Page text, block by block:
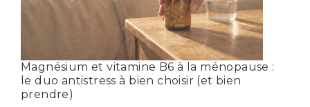
Magnésium et vitamine B6 à la ménopause :
le duo antistress à bien choisir (et bien
prendre)